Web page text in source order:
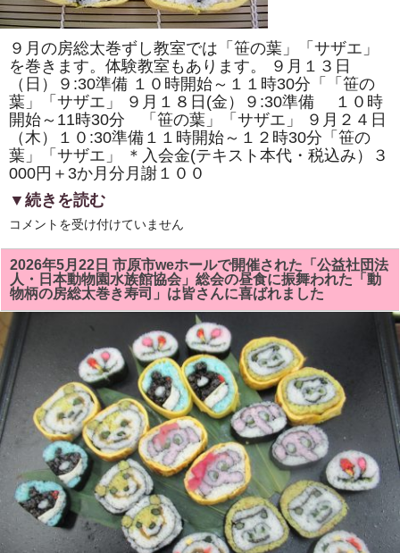
校
生
対
象
の
「夏
休
み
房
総
太
巻
き
ず
し
室」
開
ま
す。
ご
参
加
お
待
ち
て
い
ま
す。
は
９月の房総太巻ずし教室では「笹の葉」「サザエ」
を巻きます。体験教室もあります。 ９月１３日
（日）９:30準備 １０時開始～１１時30分「「笹の
葉」「サザエ」 ９月１８日(金）９:30準備 １０時
開始～11時30分 「笹の葉」「サザエ」 ９月２４日
（木）１０:30準備１１時開始～１２時30分「笹の
葉」「サザエ」 ＊入会金(テキスト本代・税込み）３
000円＋3か月分月謝１００
▼続きを読む
9
の
房
総
太
巻
ず
し
教
は
「笹
の
葉」
「サ
エ」
き
ま
す。
体
コメントを受け付けていません
2026年5月22日 市原市weホールで開催された「公益社団法
人・日本動物園水族館協会」総会の昼食に振舞われた「動
物柄の房総太巻き寿司」は皆さんに喜ばれました